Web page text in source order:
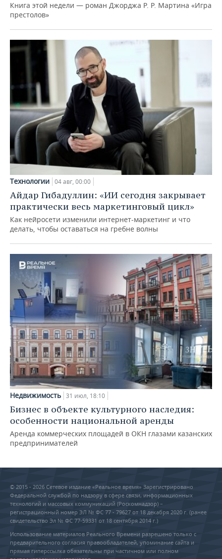
Книга этой недели — роман Джорджа Р. Р. Мартина «Игра
престолов»
Технологии 04 авг, 00:00
Айдар Гибадуллин: «ИИ сегодня закрывает
практически весь маркетинговый цикл»
Как нейросети изменили интернет-маркетинг и что
делать, чтобы оставаться на гребне волны
Недвижимость 31 июл, 18:10
Бизнес в объекте культурного наследия:
особенности национальной аренды
Аренда коммерческих площадей в ОКН глазами казанских
предпринимателей
© 2015 - 2026 Сетевое издание «Реальное время» Зарегистрировано
Федеральной службой по надзору в сфере связи, информационных
технологий и массовых коммуникаций (Роскомнадзор) –
регистрационный номер ЭЛ № ФС 77 - 79627 от 18 декабря 2020 г. (ранее
свидетельство Эл № ФС 77-59331 от 18 сентября 2014 г.)
Использование материалов Реального Времени разрешено только с
предварительного согласия правообладателей, упоминание сайта и
прямая гиперссылка обязательны при частичном или полном